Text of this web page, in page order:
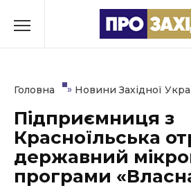
до
Культура
Освіта
Головна » Новини Західної
Підприємниця з
Красноїльська
державний
програми